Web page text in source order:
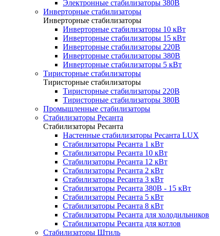
Электронные стабилизаторы 380В
Инверторные стабилизаторы
Инверторные стабилизаторы
Инверторные стабилизаторы 10 кВт
Инверторные стабилизаторы 15 кВт
Инверторные стабилизаторы 220В
Инверторные стабилизаторы 380В
Инверторные стабилизаторы 5 кВт
Тиристорные стабилизаторы
Тиристорные стабилизаторы
Тиристорные стабилизаторы 220В
Тиристорные стабилизаторы 380В
Промышленные стабилизаторы
Стабилизаторы Ресанта
Стабилизаторы Ресанта
Настенные стабилизаторы Ресанта LUX
Стабилизаторы Ресанта 1 кВт
Стабилизаторы Ресанта 10 кВт
Стабилизаторы Ресанта 12 кВт
Стабилизаторы Ресанта 2 кВт
Стабилизаторы Ресанта 3 кВт
Стабилизаторы Ресанта 380В - 15 кВт
Стабилизаторы Ресанта 5 кВт
Стабилизаторы Ресанта 8 кВт
Стабилизаторы Ресанта для холодильников
Стабилизаторы Ресанта для котлов
Стабилизаторы Штиль